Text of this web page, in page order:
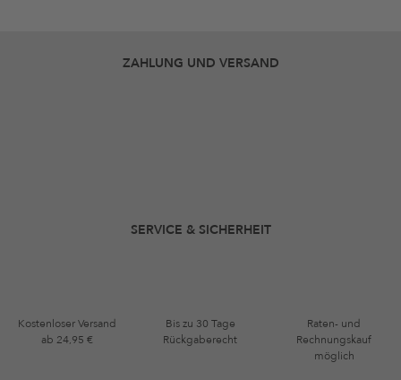
ZAHLUNG UND VERSAND
SERVICE & SICHERHEIT
Kostenloser Versand
ab 24,95 €
Bis zu 30 Tage
Rückgaberecht
Raten- und
Rechnungskauf
möglich